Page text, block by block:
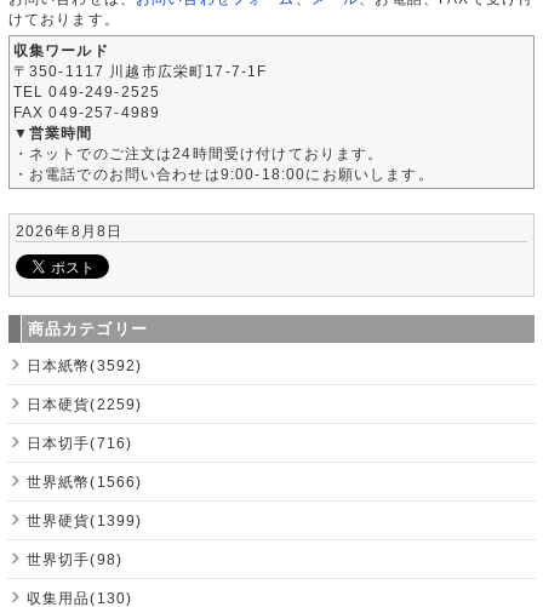
けております。
収集ワールド
〒350-1117 川越市広栄町17-7-1F
TEL 049-249-2525
FAX 049-257-4989
▼営業時間
・ネットでのご注文は24時間受け付けております。
・お電話でのお問い合わせは9:00-18:00にお願いします。
2026年8月8日
商品カテゴリー
日本紙幣(3592)
日本硬貨(2259)
日本切手(716)
世界紙幣(1566)
世界硬貨(1399)
世界切手(98)
収集用品(130)